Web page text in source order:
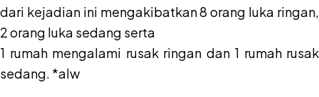
dari kejadian ini mengakibatkan 8 orang luka ringan,
2 orang luka sedang serta
1 rumah mengalami rusak ringan dan 1 rumah rusak
sedang. *alw